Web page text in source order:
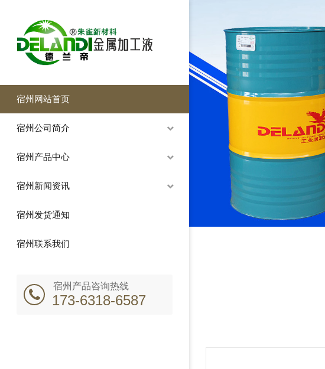
宿州网站首页
宿州公司简介
宿州产品中心
宿州新闻资讯
宿州发货通知
宿州联系我们
宿州产品咨询热线
173-6318-6587